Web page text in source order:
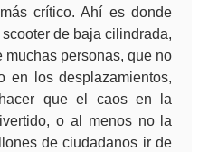
crítico. Ahí es donde
de baja cilindrada,
personas, que no
en los desplazamientos,
que el caos en la
o al menos no la
de ciudadanos ir de